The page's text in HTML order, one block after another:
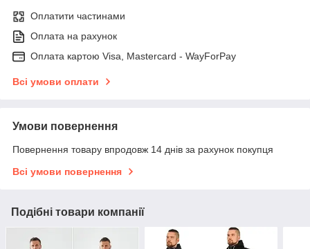
Оплатити частинами
Оплата на рахунок
Оплата картою Visa, Mastercard - WayForPay
Всі умови оплати
Умови повернення
Повернення товару впродовж 14 днів за рахунок покупця
Всі умови повернення
Подібні товари компанії